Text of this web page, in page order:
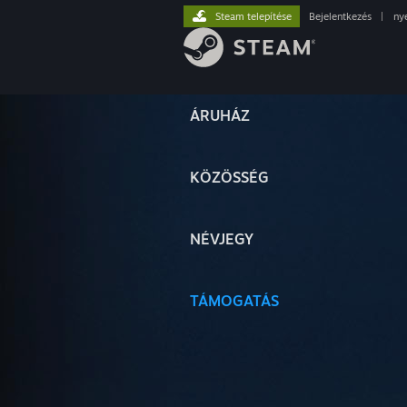
ÁRUHÁZ
KÖZÖSSÉG
NÉVJEGY
TÁMOGATÁS
Steam telepítése Bejelentkezés